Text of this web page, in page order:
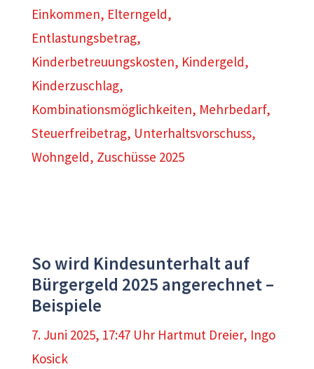
Einkommen, Elterngeld,
Entlastungsbetrag,
Kinderbetreuungskosten, Kindergeld,
Kinderzuschlag,
Kombinationsmöglichkeiten, Mehrbedarf,
Steuerfreibetrag, Unterhaltsvorschuss,
Wohngeld, Zuschüsse 2025
So wird Kindesunterhalt auf
Bürgergeld 2025 angerechnet –
Beispiele
7. Juni 2025, 17:47 Uhr Hartmut Dreier, Ingo
Kosick